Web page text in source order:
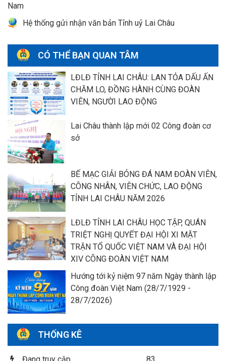
Nam
Hệ thống gửi nhận văn bản Tỉnh uỷ Lai Châu
CÓ THỂ BẠN QUAN TÂM
LĐLĐ TỈNH LAI CHÂU: LAN TỎA DẤU ẤN
CHĂM LO, ĐỒNG HÀNH CÙNG ĐOÀN
VIÊN, NGƯỜI LAO ĐỘNG
Lai Châu thành lập mới 02 Công đoàn cơ
sở
BẾ MẠC GIẢI BÓNG ĐÁ NAM ĐOÀN VIÊN,
CÔNG NHÂN, VIÊN CHỨC, LAO ĐỘNG
TỈNH LAI CHÂU NĂM 2026
LĐLĐ TỈNH LAI CHÂU HỌC TẬP, QUÁN
TRIỆT NGHỊ QUYẾT ĐẠI HỘI XI MẶT
TRẬN TỔ QUỐC VIỆT NAM VÀ ĐẠI HỘI
XIV CÔNG ĐOÀN VIỆT NAM
Hướng tới kỷ niệm 97 năm Ngày thành lập
Công đoàn Việt Nam (28/7/1929 -
28/7/2026)
THỐNG KÊ